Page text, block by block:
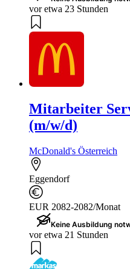
vor etwa 23 Stunden
Mitarbeiter
(m/w/d)
McDonald's Österreich
Eggendorf
EUR 2082-2082/Monat
Keine Ausbildung
vor etwa 21 Stunden